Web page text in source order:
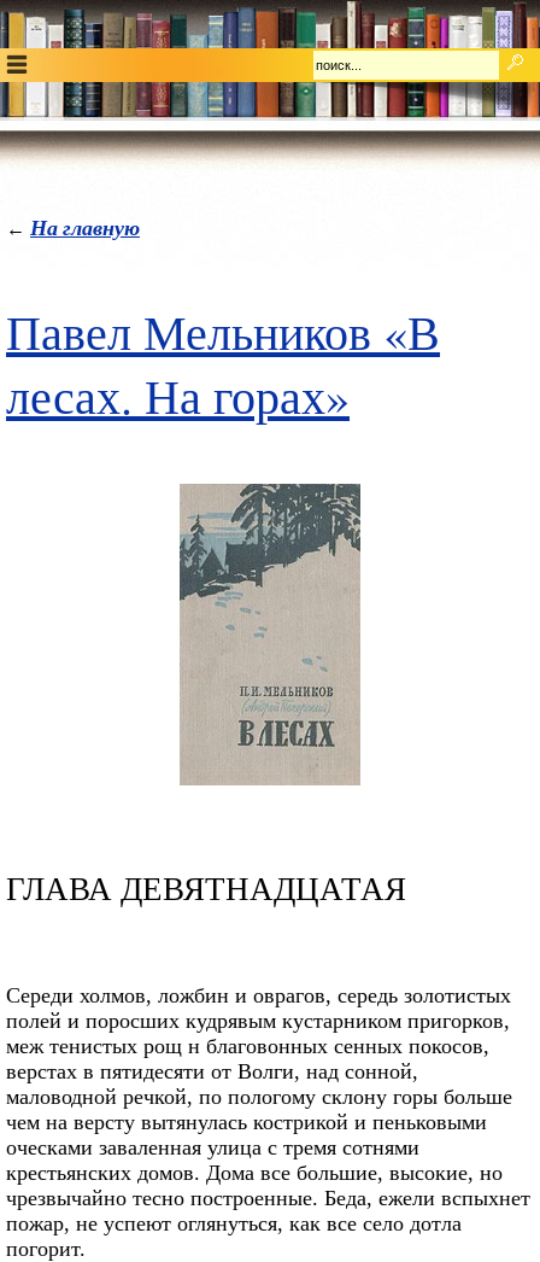
← На главную
Павел Мельников «В
лесах. На горах»
ГЛАВА ДЕВЯТНАДЦАТАЯ
Середи холмов, ложбин и оврагов, середь золотистых
полей и поросших кудрявым кустарником пригорков,
меж тенистых рощ н благовонных сенных покосов,
верстах в пятидесяти от Волги, над сонной,
маловодной речкой, по пологому склону горы больше
чем на версту вытянулась кострикой и пеньковыми
оческами заваленная улица с тремя сотнями
крестьянских домов. Дома все большие, высокие, но
чрезвычайно тесно построенные. Беда, ежели вспыхнет
пожар, не успеют оглянуться, как все село дотла
погорит.